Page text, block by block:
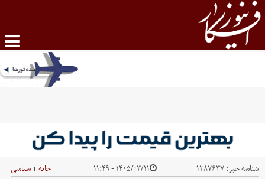
شناسه خبر:۱۳۸۷۶۳۷ ۱۴۰۵/۰۳/۱۱ - ۱۱:۴۹ خانه | سیاسی